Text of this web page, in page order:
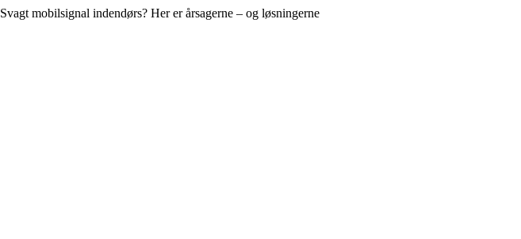
Svagt mobilsignal indendørs? Her er årsagerne – og løsningerne